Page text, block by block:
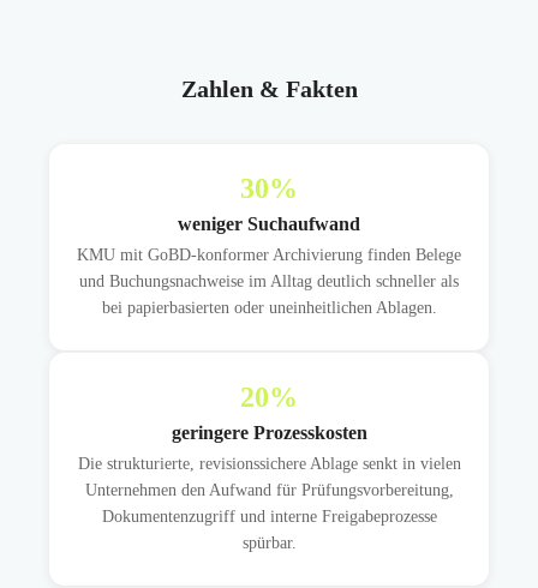
Zahlen & Fakten
30%
weniger Suchaufwand
KMU mit GoBD-konformer Archivierung finden Belege
und Buchungsnachweise im Alltag deutlich schneller als
bei papierbasierten oder uneinheitlichen Ablagen.
20%
geringere Prozesskosten
Die strukturierte, revisionssichere Ablage senkt in vielen
Unternehmen den Aufwand für Prüfungsvorbereitung,
Dokumentenzugriff und interne Freigabeprozesse
spürbar.